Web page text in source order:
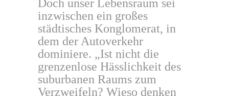
Doch unser Lebensraum sei
inzwischen ein großes
städtisches Konglomerat, in
dem der Autoverkehr
dominiere. „Ist nicht die
grenzenlose Hässlichkeit des
suburbanen Raums zum
Verzweifeln? Wieso denken